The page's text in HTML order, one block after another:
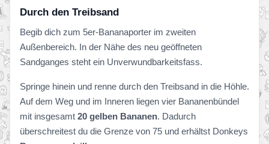
Durch den Treibsand
Begib dich zum 5er-Bananaporter im zweiten
Außenbereich. In der Nähe des neu geöffneten
Sandganges steht ein Unverwundbarkeitsfass.
Springe hinein und renne durch den Treibsand in die Höhle.
Auf dem Weg und im Inneren liegen vier Bananenbündel
mit insgesamt 20 gelben Bananen. Dadurch
überschreitest du die Grenze von 75 und erhältst Donkeys